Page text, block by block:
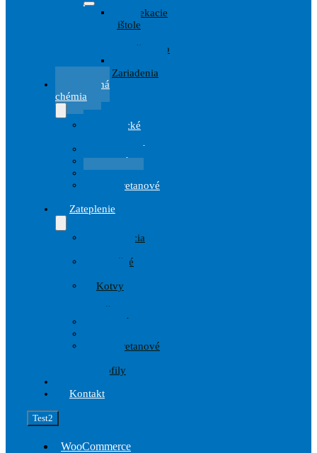
Striekacie
pištole
prislušenstvo
Zariadenia
Stavebná
chémia
Chemické
Hydroizolácie
Penetrácie
Tmely
Polyuretanové
Zateplenie
Armovacia
Izolačné
Kotvy
Hmoždinky
Lepidlá
Polyuretanové
Profily
Kontakt
Test2
WooCommerce